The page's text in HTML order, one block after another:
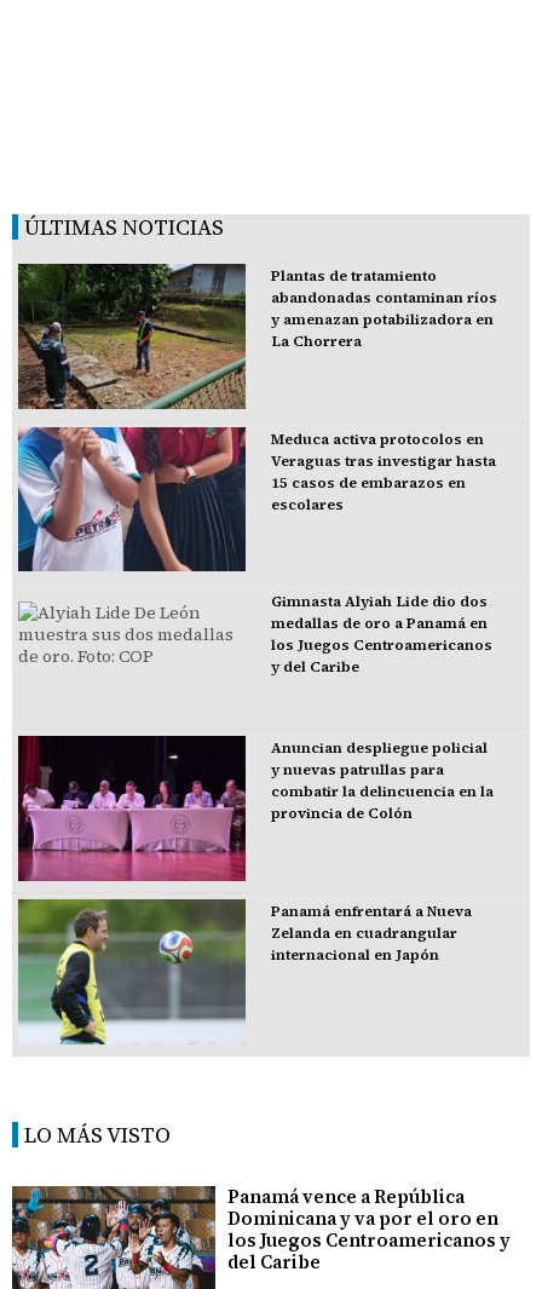
ÚLTIMAS NOTICIAS
Plantas de tratamiento
abandonadas contaminan ríos
y amenazan potabilizadora en
La Chorrera
Meduca activa protocolos en
Veraguas tras investigar hasta
15 casos de embarazos en
escolares
Gimnasta Alyiah Lide dio dos
medallas de oro a Panamá en
los Juegos Centroamericanos
y del Caribe
Anuncian despliegue policial
y nuevas patrullas para
combatir la delincuencia en la
provincia de Colón
Panamá enfrentará a Nueva
Zelanda en cuadrangular
internacional en Japón
LO MÁS VISTO
Panamá vence a República
Dominicana y va por el oro en
los Juegos Centroamericanos y
del Caribe